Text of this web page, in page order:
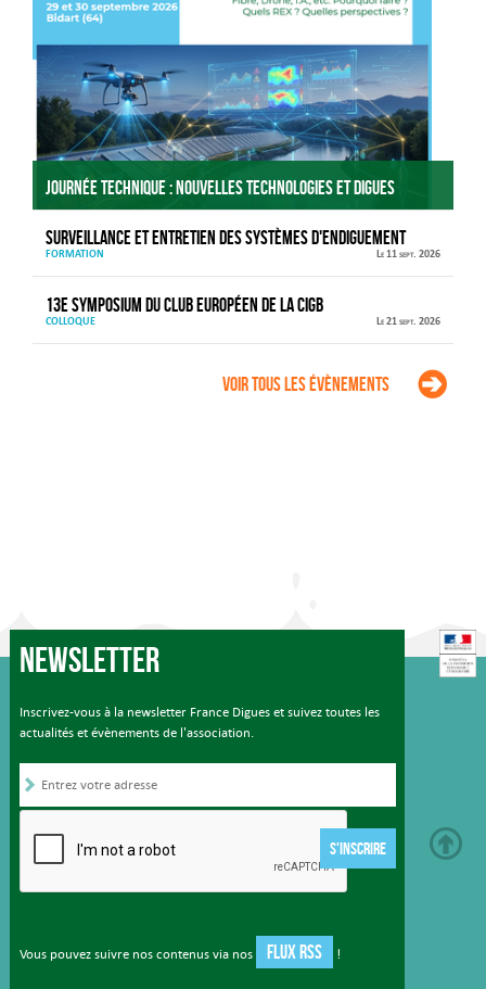
Journée technique : Nouvelles technologies et digues
Surveillance et entretien des systèmes d'endiguement
FORMATION Le 11 sept. 2026
13e Symposium du Club européen de la CIGB
COLLOQUE Le 21 sept. 2026
Voir tous les évènements
Newsletter
Inscrivez-vous à la newsletter France Digues et suivez toutes les
actualités et évènements de l'association.
S'INSCRIRE
Vous pouvez suivre nos contenus via nos FLUX RSS !